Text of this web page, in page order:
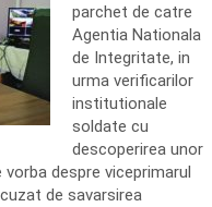
parchet de catre
Agentia Nationala
de Integritate, in
urma verificarilor
institutionale
soldate cu
descoperirea unor
despre viceprimarul
de savarsirea